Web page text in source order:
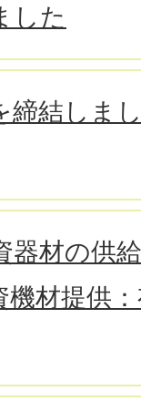
した
締結しま
器材の供
機材提供